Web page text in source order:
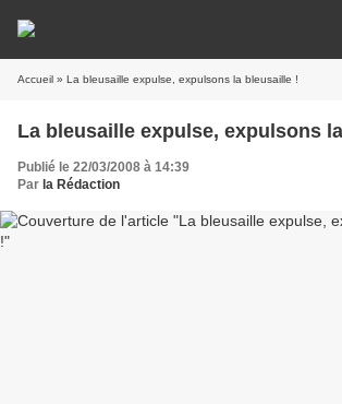
Accueil » La bleusaille expulse, expulsons la bleusaille !
La bleusaille expulse, expulsons
Publié le 22/03/2008 à 14:39
Par la Rédaction